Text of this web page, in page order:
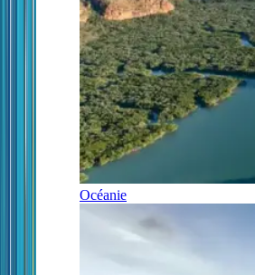
Océanie